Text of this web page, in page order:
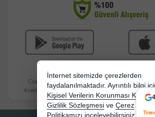
Copyright 2026 mandasgroup.com - Tüm
Kredi kartı bilgileriniz 256bit SSL sertifikası ile
İnternet sitemizde çerezlerden
faydalanılmaktadır. Ayrıntılı bilgi
Kişisel Verilerin Korunması
Gizlilik Sözleşmesi ve Çerez
Politikamızı inceleyebilirsiniz.